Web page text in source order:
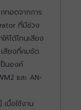
ทอดจากการ
ที่มีช่วง
ห้ได้โทนเสียง
เสียงที่คมชัด
นองค์
และ AN-
เมื่อใช้งาน